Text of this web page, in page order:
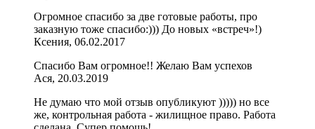
Огромное спасибо за две готовые работы, про
заказную тоже спасибо:))) До новых «встреч»!)
Ксения, 06.02.2017
Спасибо Вам огромное!! Желаю Вам успехов
Ася, 20.03.2019
Не думаю что мой отзыв опубликуют ))))) но все
же, контрольная работа - жилищное право. Работа